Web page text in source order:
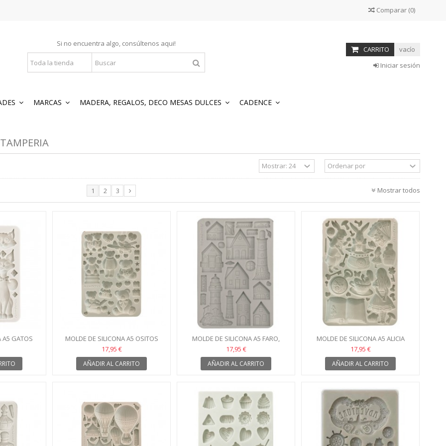
Comparar (0)
Si no encuentra algo, consúltenos aqui!
CARRITO
vacío
Iniciar sesión
MARCAS MADERA, REGALOS, DECO MESAS DULCES CADENCE
Mostrar todos
1 2 3
A5 GATOS
MOLDE DE SILICONA A5 OSITOS
STAMPERIA
17,95 €
AÑADIR AL CARRITO
MOLDE DE SILICONA A5 FARO,
CASAS MARINAS STAMPERIA
17,95 €
AÑADIR AL CARRITO
MOLDE DE SILICONA A5 ALICIA
STAMPERIA
17,95 €
AÑADIR AL CARRITO